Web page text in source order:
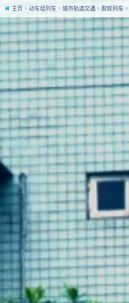
主页 动车组列车 城市轨道交通 胶轮列车